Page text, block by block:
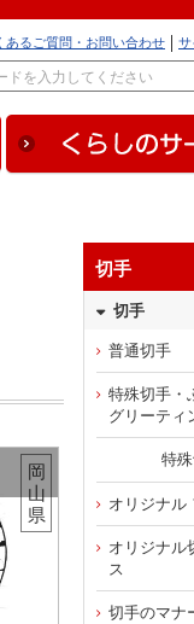
サ
あるご質問・お問い合わせ
岡
山
県
切手
切手
普通切手
特殊切手・
グリーティ
特
オリジナル
オリジナル
ス
切手のマナ